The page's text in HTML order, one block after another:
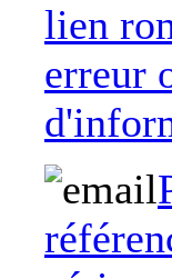
lien
erreur